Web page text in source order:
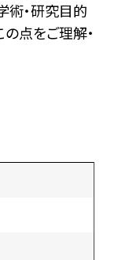
術・研究目的
点をご理解・